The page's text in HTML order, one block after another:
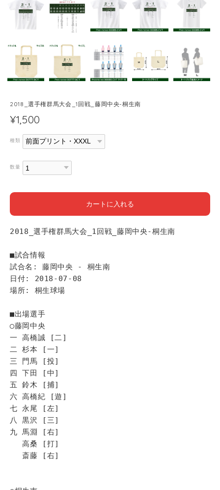
2018_選手権群馬大会_1回戦_藤岡中央-桐生南
¥1,500
種類
数量
カートに入れる
2018_選手権群馬大会_1回戦_藤岡中央-桐生南
■試合情報
試合名: 藤岡中央 - 桐生南
日付: 2018-07-08
場所: 桐生球場
■出場選手
◯藤岡中央
一 高橋誠 [二]
二 杉本 [一]
三 門馬 [投]
四 下田 [中]
五 鈴木 [捕]
六 高橋紀 [遊]
七 永尾 [左]
八 黒沢 [三]
九 馬淵 [右]
高桑 [打]
斎藤 [右]